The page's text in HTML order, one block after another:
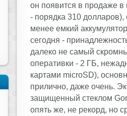
он появится в продаже в
- порядка 310 долларов),
менее емкий
сегодня -
далеко не самый
оперативки - 2 ГБ,
картами microSD),
прилично, даже очень.
защищенный стеклом
опять же, не рекорд, но